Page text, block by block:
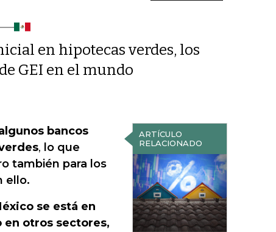
en hipotecas verdes, los
GEI en el mundo
ARTÍCULO
RELACIONADO
bancos
, lo que
también para los
ello.
se está en
en otros sectores,